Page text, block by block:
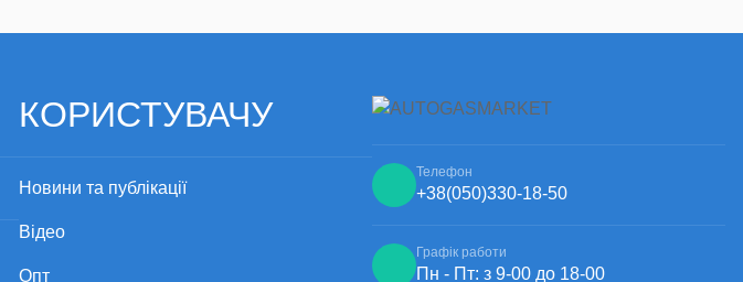
КОРИСТУВАЧУ
Новини та публікації
Відео
Опт
Телефон
+38(050)330-18-50
Графік работи
Пн - Пт: з 9-00 до 18-00